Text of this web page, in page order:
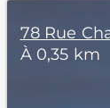
78 Rue
À 0,35 km